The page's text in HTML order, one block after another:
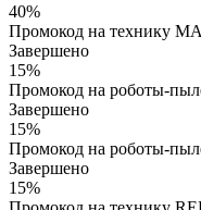
40%
Промокод на технику
Завершено
15%
Промокод на роботы-
Завершено
15%
Промокод на роботы-
Завершено
15%